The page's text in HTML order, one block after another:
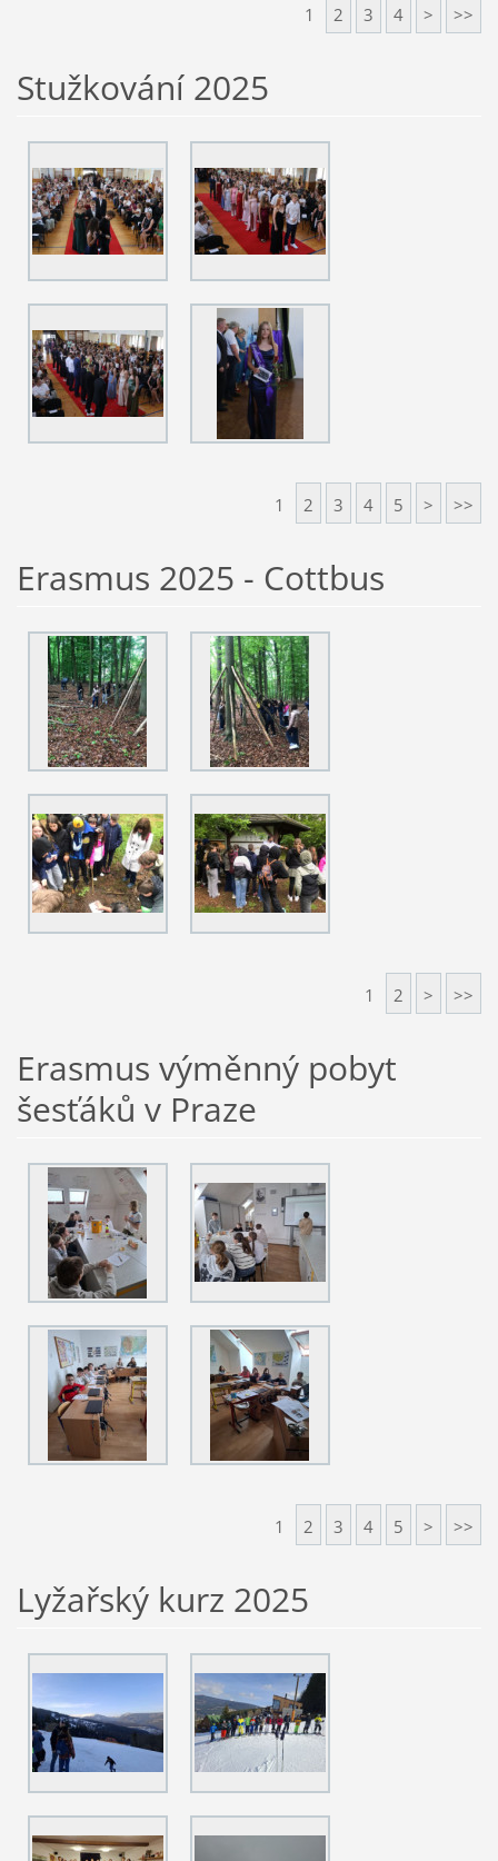
1 2 3 4 > >>
Stužkování 2025
1 2 3 4 5 > >>
Erasmus 2025 - Cottbus
1 2 > >>
Erasmus výměnný pobyt
šesťáků v Praze
1 2 3 4 5 > >>
Lyžařský kurz 2025